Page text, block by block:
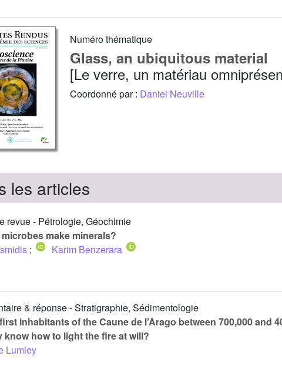
Numéro thématique
Glass, an ubiquitous material
[Le verre, un matériau
Coordonné par : Daniel Neuville
les articles
revue - Pétrologie, Géochimie
make minerals?
; Karim Benzerara
& réponse - Stratigraphie, Sédimentologie
inhabitants of the Caune de l’Arago between 700,000 and
know how to light the fire at will?
Lumley